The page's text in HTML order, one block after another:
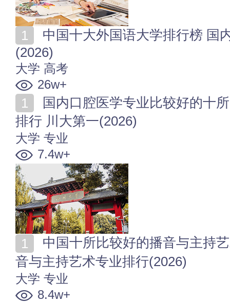
(2026)
大学 高考
26w+
排行 川大第一(2026)
大学 专业
7.4w+
音与主持艺术专业排行(2026)
大学 专业
8.4w+